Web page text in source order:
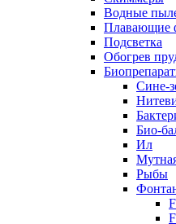
Водные
Плавающие
Подсветка
Обогрев
Сине-
Био-
Ил
Рыбы